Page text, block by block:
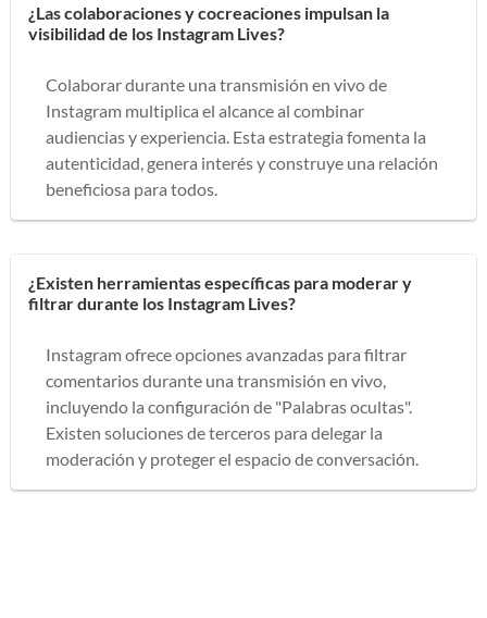
¿Las colaboraciones y cocreaciones impulsan la
visibilidad de los Instagram Lives?
Colaborar durante una transmisión en vivo de
Instagram multiplica el alcance al combinar
audiencias y experiencia. Esta estrategia fomenta la
autenticidad, genera interés y construye una relación
beneficiosa para todos.
¿Existen herramientas específicas para moderar y
filtrar durante los Instagram Lives?
Instagram ofrece opciones avanzadas para filtrar
comentarios durante una transmisión en vivo,
incluyendo la configuración de "Palabras ocultas".
Existen soluciones de terceros para delegar la
moderación y proteger el espacio de conversación.